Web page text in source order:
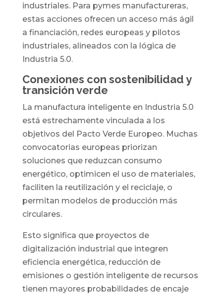
industriales. Para pymes manufactureras,
estas acciones ofrecen un acceso más ágil
a financiación, redes europeas y pilotos
industriales, alineados con la lógica de
Industria 5.0.
Conexiones con sostenibilidad y
transición verde
La manufactura inteligente en Industria 5.0
está estrechamente vinculada a los
objetivos del Pacto Verde Europeo. Muchas
convocatorias europeas priorizan
soluciones que reduzcan consumo
energético, optimicen el uso de materiales,
faciliten la reutilización y el reciclaje, o
permitan modelos de producción más
circulares.
Esto significa que proyectos de
digitalización industrial que integren
eficiencia energética, reducción de
emisiones o gestión inteligente de recursos
tienen mayores probabilidades de encaje